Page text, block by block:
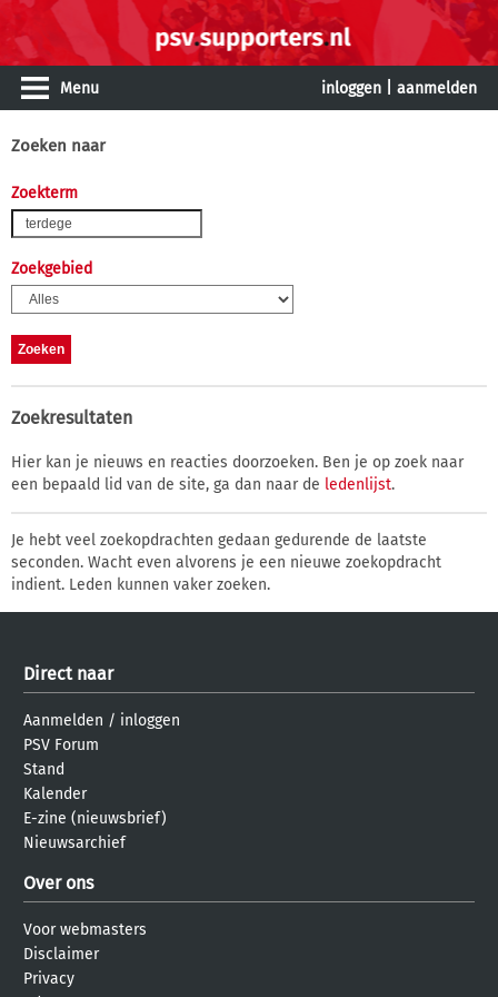
Menu inloggen aanmelden
Zoeken naar
Zoekterm
Zoekgebied
Zoekresultaten
Hier kan je nieuws en reacties doorzoeken. Ben je op zoek naar
een bepaald lid van de site, ga dan naar de ledenlijst.
Je hebt veel zoekopdrachten gedaan gedurende de laatste
seconden. Wacht even alvorens je een nieuwe zoekopdracht
indient. Leden kunnen vaker zoeken.
Direct naar
Aanmelden / inloggen
PSV Forum
Stand
Kalender
E-zine (nieuwsbrief)
Nieuwsarchief
Over ons
Voor webmasters
Disclaimer
Privacy